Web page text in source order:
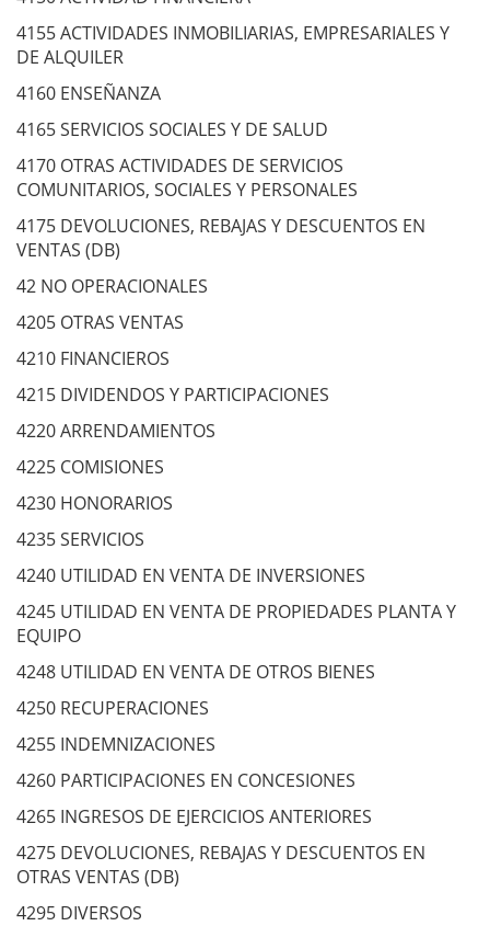
4155 ACTIVIDADES INMOBILIARIAS, EMPRESARIALES Y
DE ALQUILER
4160 ENSEÑANZA
4165 SERVICIOS SOCIALES Y DE SALUD
4170 OTRAS ACTIVIDADES DE SERVICIOS
COMUNITARIOS, SOCIALES Y PERSONALES
4175 DEVOLUCIONES, REBAJAS Y DESCUENTOS EN
VENTAS (DB)
42 NO OPERACIONALES
4205 OTRAS VENTAS
4210 FINANCIEROS
4215 DIVIDENDOS Y PARTICIPACIONES
4220 ARRENDAMIENTOS
4225 COMISIONES
4230 HONORARIOS
4235 SERVICIOS
4240 UTILIDAD EN VENTA DE INVERSIONES
4245 UTILIDAD EN VENTA DE PROPIEDADES PLANTA Y
EQUIPO
4248 UTILIDAD EN VENTA DE OTROS BIENES
4250 RECUPERACIONES
4255 INDEMNIZACIONES
4260 PARTICIPACIONES EN CONCESIONES
4265 INGRESOS DE EJERCICIOS ANTERIORES
4275 DEVOLUCIONES, REBAJAS Y DESCUENTOS EN
OTRAS VENTAS (DB)
4295 DIVERSOS